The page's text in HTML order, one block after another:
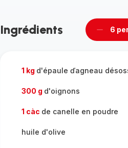
Ingrédients 6
1 kg d'épaule ďagneau
300 g d'oignons
1 càc de canelle en poudre
huile d'olive